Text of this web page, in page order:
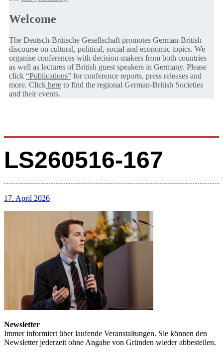
Welcome
The Deutsch-Britische Gesellschaft promotes German-British
discourse on cultural, political, social and economic topics. We
organise conferences with decision-makers from both countries
as well as lectures of British guest speakers in Germany. Please
click “Publications” for conference reports, press releases and
more. Click here to find the regional German-British Societies
and their events.
LS260516-167
17. April 2026
Newsletter
Immer informiert über laufende Veranstaltungen. Sie können den
Newsletter jederzeit ohne Angabe von Gründen wieder abbestellen.